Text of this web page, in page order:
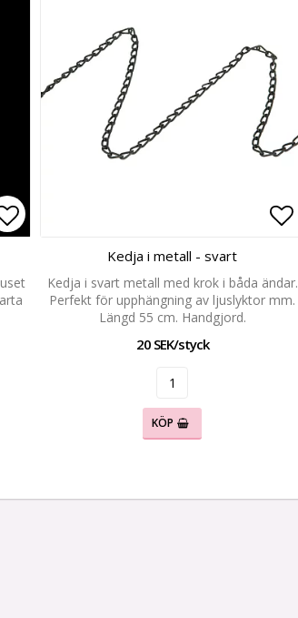
Lägg till i favoritlistan
Kedja i metall - svart
Kedja i svart metall med krok i båda ändar.
Perfekt för upphängning av ljuslyktor mm.
Längd 55 cm. Handgjord.
20 SEK/styck
KÖP